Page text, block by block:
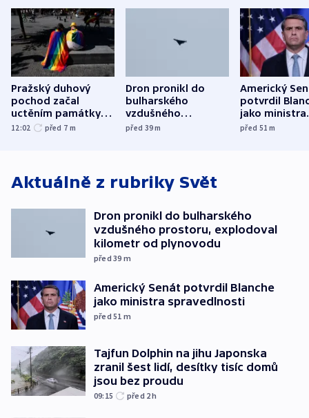
Pražský duhový
pochod začal
uctěním památky
obětí berlínského
12:02 před 7 m
Dron pronikl do
bulharského
vzdušného
prostoru,
před 39m
Americký
potvrdil
jako ministra
před 51m
Aktuálně z rubriky Svět
Dron pronikl do bulharského
vzdušného prostoru, explodoval
kilometr od plynovodu
před 39 m
Americký Senát potvrdil Blanche
jako ministra spravedlnosti
před 51 m
Tajfun Dolphin na jihu Japonska
zranil šest lidí, desítky tisíc domů
jsou bez proudu
09:15 před 2h